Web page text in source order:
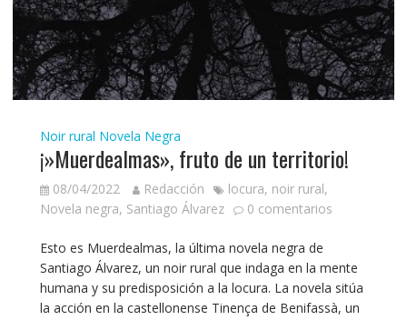
Noir rural Novela Negra
¡»Muerdealmas», fruto de un territorio!
08/04/2022 Redacción locura, noir rural,
Novela negra, Santiago Álvarez 0 comentarios
Esto es Muerdealmas, la última novela negra de
Santiago Álvarez, un noir rural que indaga en la mente
humana y su predisposición a la locura. La novela sitúa
la acción en la castellonense Tinença de Benifassà, un